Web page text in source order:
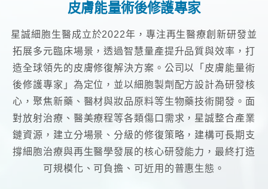
皮膚能量術後修護專家
星誠細胞生醫成立於2022年，專注再生醫療創新研發並
拓展多元臨床場景，透過智慧量產提升品質與效率，打
造全球領先的皮膚修復解決方案。公司以「皮膚能量術
後修護專家」為定位，並以細胞製劑配方設計為研發核
心，聚焦新藥、醫材與妝品原料等生物藥技術開發。面
對放射治療、醫美療程等各類傷口需求，星誠整合產業
鏈資源，建立分場景、分級的修復策略，建構可長期支
撐細胞治療與再生醫學發展的核心研發能力，最終打造
可規模化、可負擔、可近用的普惠生態。